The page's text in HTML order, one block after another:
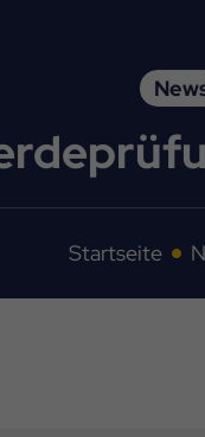
Startseite